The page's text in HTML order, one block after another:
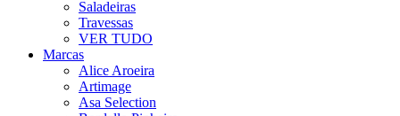
Saladeiras
Travessas
VER TUDO
Marcas
Alice Aroeira
Artimage
Asa Selection